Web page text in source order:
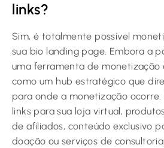
links?
Sim, é totalmente possível
sua bio landing page. Embora a
uma ferramenta de monetização
como um hub estratégico que
para onde a monetização ocorre.
links para sua loja virtual,
de afiliados, conteúdo exclusivo
doação ou serviços de consultoria.